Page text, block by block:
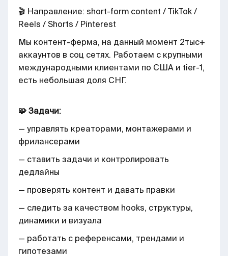
🎬 Направление: short-form content / TikTok /
Reels / Shorts / Pinterest
Мы контент-ферма, на данный момент 2тыс+
аккаунтов в соц сетях. Работаем с крупными
международными клиентами по США и tier-1,
есть небольшая доля СНГ.
🧩 Задачи:
— управлять креаторами, монтажерами и
фрилансерами
— ставить задачи и контролировать
дедлайны
— проверять контент и давать правки
— следить за качеством hooks, структуры,
динамики и визуала
— работать с референсами, трендами и
гипотезами